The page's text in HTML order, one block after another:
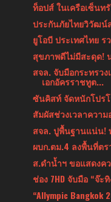
ท็อปส์ ในเครือเซ็นท
ประกันภัยไทยวิวัฒน์
ยูโอบี ประเทศไทย
สุขภาพดีไม่มีสะดุด!
สจล. จับมือกระทรว
เอกอัครราชทูต...
ซันคิสท์ จัดหนักโปร
สัมผัสช่วงเวลาควา
สจล. ปูพื้นฐานแน่น!
ผบก.ตม.4 ลงพื้นที่ต
ส.ดำน้ำฯ ขอแสดงค
ช่อง 7HD จับมือ “จ๊ะ
“Allympic